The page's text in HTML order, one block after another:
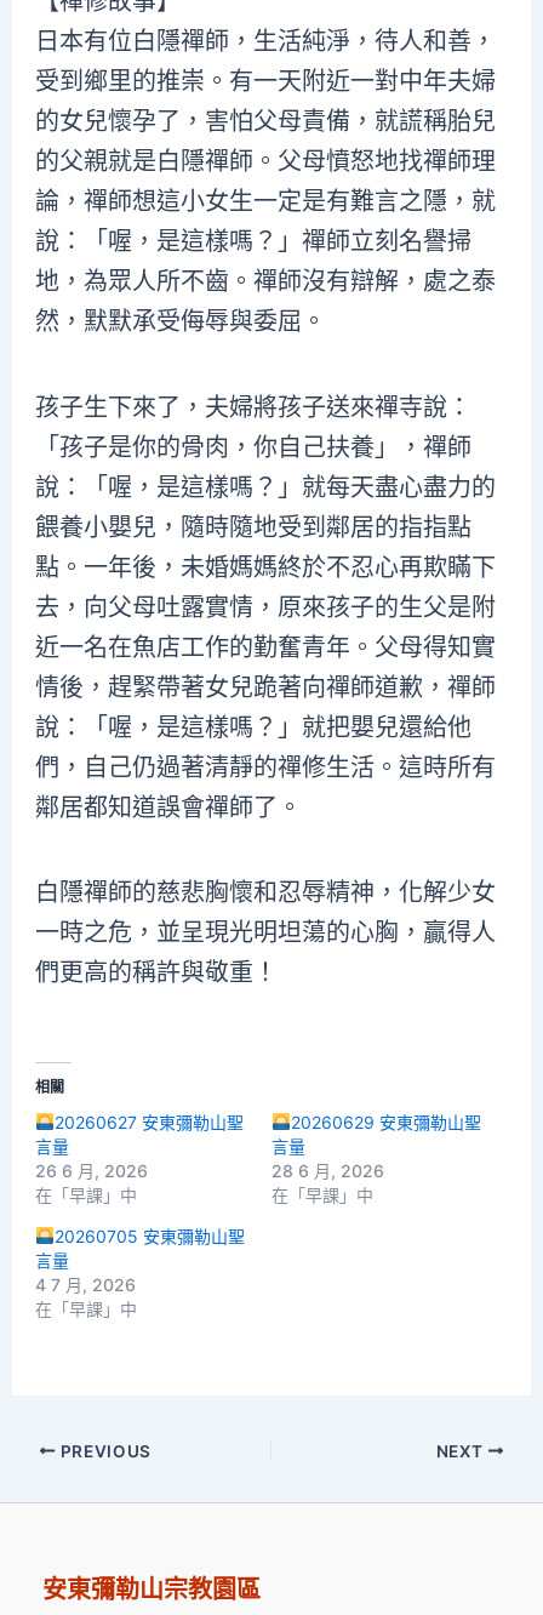
日本有位白隱禪師，生活純淨，待人和善，
受到鄉里的推崇。有一天附近一對中年夫婦
的女兒懷孕了，害怕父母責備，就謊稱胎兒
的父親就是白隱禪師。父母憤怒地找禪師理
論，禪師想這小女生一定是有難言之隱，就
說：「喔，是這樣嗎？」禪師立刻名譽掃
地，為眾人所不齒。禪師沒有辯解，處之泰
然，默默承受侮辱與委屈。
孩子生下來了，夫婦將孩子送來禪寺說：
「孩子是你的骨肉，你自己扶養」，禪師
說：「喔，是這樣嗎？」就每天盡心盡力的
餵養小嬰兒，隨時隨地受到鄰居的指指點
點。一年後，未婚媽媽終於不忍心再欺瞞下
去，向父母吐露實情，原來孩子的生父是附
近一名在魚店工作的勤奮青年。父母得知實
情後，趕緊帶著女兒跪著向禪師道歉，禪師
說：「喔，是這樣嗎？」就把嬰兒還給他
們，自己仍過著清靜的禪修生活。這時所有
鄰居都知道誤會禪師了。
白隱禪師的慈悲胸懷和忍辱精神，化解少女
一時之危，並呈現光明坦蕩的心胸，贏得人
們更高的稱許與敬重！
相關
20260627 安東彌勒山聖
言量
26 6 月, 2026
在「早課」中
20260629 安東彌勒山聖
言量
28 6 月, 2026
在「早課」中
20260705 安東彌勒山聖
言量
4 7 月, 2026
在「早課」中
PREVIOUS NEXT
安東彌勒山宗教園區